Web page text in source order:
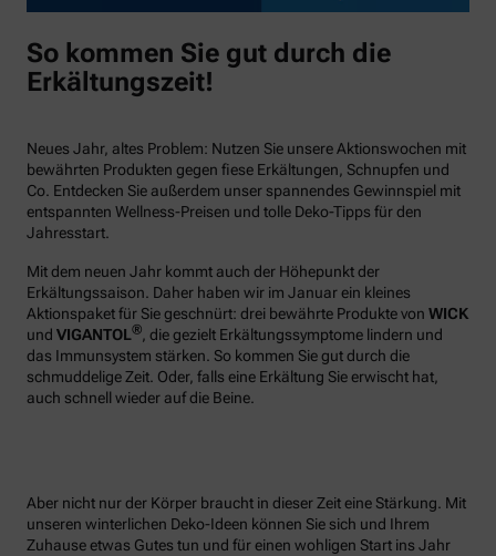
So kommen Sie gut durch die
Erkältungszeit!
Neues Jahr, altes Problem: Nutzen Sie unsere Aktionswochen mit
bewährten Produkten gegen fiese Erkältungen, Schnupfen und
Co. Entdecken Sie außerdem unser spannendes Gewinnspiel mit
entspannten Wellness-Preisen und tolle Deko-Tipps für den
Jahresstart.
Mit dem neuen Jahr kommt auch der Höhepunkt der
Erkältungssaison. Daher haben wir im Januar ein kleines
Aktionspaket für Sie geschnürt: drei bewährte Produkte von WICK
und VIGANTOL®, die gezielt Erkältungssymptome lindern und
das Immunsystem stärken. So kommen Sie gut durch die
schmuddelige Zeit. Oder, falls eine Erkältung Sie erwischt hat,
auch schnell wieder auf die Beine.
Aber nicht nur der Körper braucht in dieser Zeit eine Stärkung. Mit
unseren winterlichen Deko-Ideen können Sie sich und Ihrem
Zuhause etwas Gutes tun und für einen wohligen Start ins Jahr